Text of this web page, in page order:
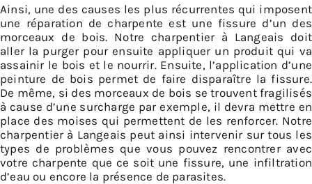
Ainsi, une des causes les plus récurrentes qui imposent
une réparation de charpente est une fissure d’un des
morceaux de bois. Notre charpentier à Langeais doit
aller la purger pour ensuite appliquer un produit qui va
assainir le bois et le nourrir. Ensuite, l’application d’une
peinture de bois permet de faire disparaître la fissure.
De même, si des morceaux de bois se trouvent fragilisés
à cause d’une surcharge par exemple, il devra mettre en
place des moises qui permettent de les renforcer. Notre
charpentier à Langeais peut ainsi intervenir sur tous les
types de problèmes que vous pouvez rencontrer avec
votre charpente que ce soit une fissure, une infiltration
d’eau ou encore la présence de parasites.